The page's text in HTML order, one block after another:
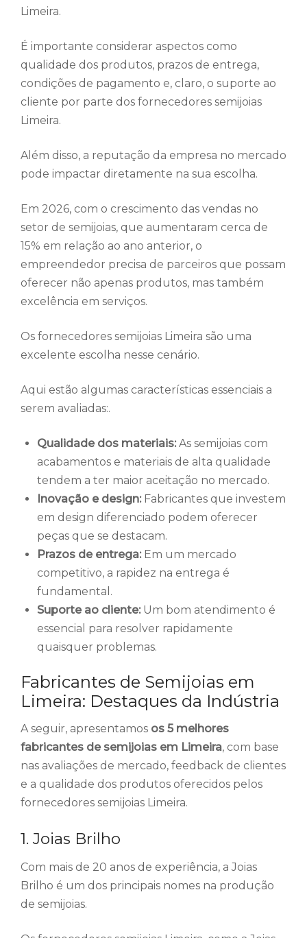
Limeira.
É importante considerar aspectos como
qualidade dos produtos, prazos de entrega,
condições de pagamento e, claro, o suporte ao
cliente por parte dos fornecedores semijoias
Limeira.
Além disso, a reputação da empresa no mercado
pode impactar diretamente na sua escolha.
Em 2026, com o crescimento das vendas no
setor de semijoias, que aumentaram cerca de
15% em relação ao ano anterior, o
empreendedor precisa de parceiros que possam
oferecer não apenas produtos, mas também
excelência em serviços.
Os fornecedores semijoias Limeira são uma
excelente escolha nesse cenário.
Aqui estão algumas características essenciais a
serem avaliadas:.
Qualidade dos materiais:As semijoias com
acabamentos e materiais de alta qualidade
tendem a ter maior aceitação no mercado.
Inovação e design:Fabricantes que investem
em design diferenciado podem oferecer
peças que se destacam.
Prazos de entrega:Em um mercado
competitivo, a rapidez na entrega é
fundamental.
Suporte ao cliente:Um bom atendimento é
essencial para resolver rapidamente
quaisquer problemas.
Fabricantes de Semijoias em
Limeira: Destaques da Indústria
A seguir, apresentamos os 5 melhores
fabricantes de semijoias em Limeira, com base
nas avaliações de mercado, feedback de clientes
e a qualidade dos produtos oferecidos pelos
fornecedores semijoias Limeira.
1. Joias Brilho
Com mais de 20 anos de experiência, a Joias
Brilho é um dos principais nomes na produção
de semijoias.